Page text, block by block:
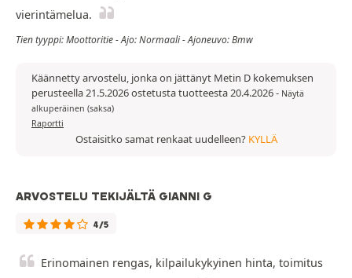
vierintämelua.
Tien tyyppi: Moottoritie - Ajo: Normaali - Ajoneuvo: Bmw
Käännetty arvostelu, jonka on jättänyt Metin D kokemuksen
perusteella 21.5.2026 ostetusta tuotteesta 20.4.2026- Näytä
alkuperäinen (saksa)
Raportti
Ostaisitko samat renkaat uudelleen? KYLLÄ
ARVOSTELU TEKIJÄLTÄ GIANNI G
4/5
Erinomainen rengas, kilpailukykyinen hinta, toimitus